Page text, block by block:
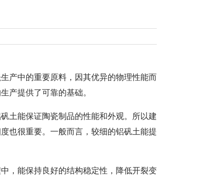
产中的重要原料，因其优异的物理性能而
产提供了可靠的基础。
土能保证陶瓷制品的性能和外观。所以建
也很重要。一般而言，较细的铝矾土能提
，能保持良好的结构稳定性，降低开裂变